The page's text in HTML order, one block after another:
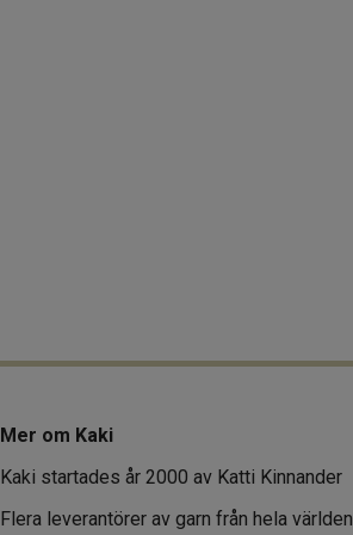
Mer om Kaki
Kaki startades år 2000 av Katti Kinnander
Flera leverantörer av garn från hela världen